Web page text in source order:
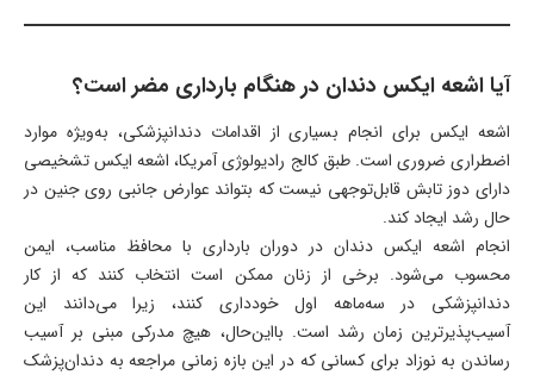
آیا اشعه ایکس دندان در هنگام بارداری مضر است؟
اشعه ایکس برای انجام بسیاری از اقدامات دندانپزشکی، به‌ویژه موارد
اضطراری ضروری است. طبق کالج رادیولوژی آمریکا، اشعه ایکس تشخیصی
دارای دوز تابش قابل‌توجهی نیست که بتواند عوارض جانبی روی جنین در
حال رشد ایجاد کند.
انجام اشعه ایکس دندان در دوران بارداری با محافظ مناسب، ایمن
محسوب می‌شود. برخی از زنان ممکن است انتخاب کنند که از کار
دندانپزشکی در سه‌ماهه اول خودداری کنند، زیرا می‌دانند این
آسیب‌پذیرترین زمان رشد است. بااین‌حال، هیچ مدرکی مبنی بر آسیب
رساندن به نوزاد برای کسانی که در این بازه زمانی مراجعه به دندان‌پزشک